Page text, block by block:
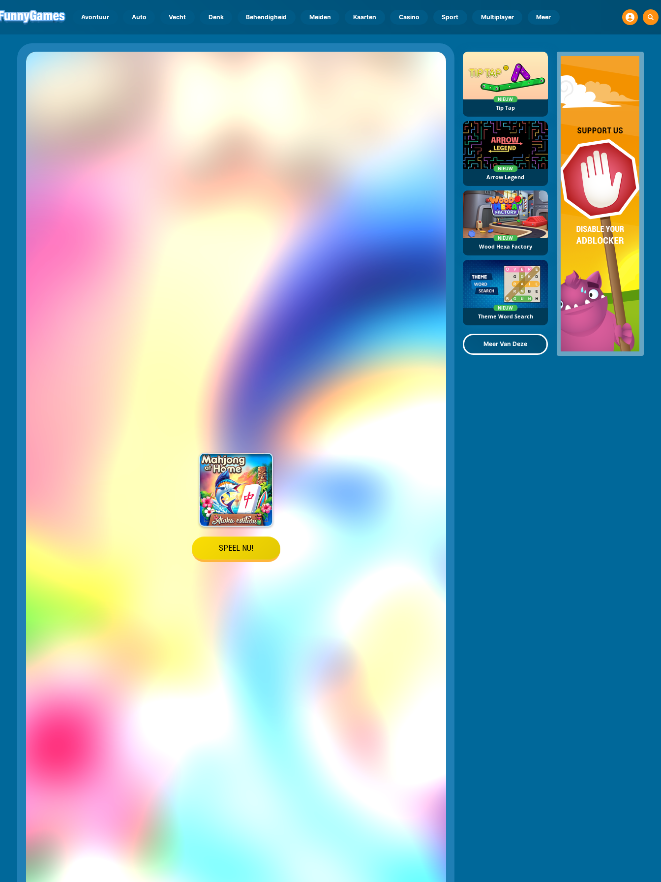
Avontuur Auto Vecht Denk Behendigheid Meiden Kaarten Casino Sport Multiplayer Meer
NIEUW
Tip Tap
NIEUW
Arrow Legend
NIEUW
Wood Hexa Factory
NIEUW
Theme Word Search
Meer Van Deze